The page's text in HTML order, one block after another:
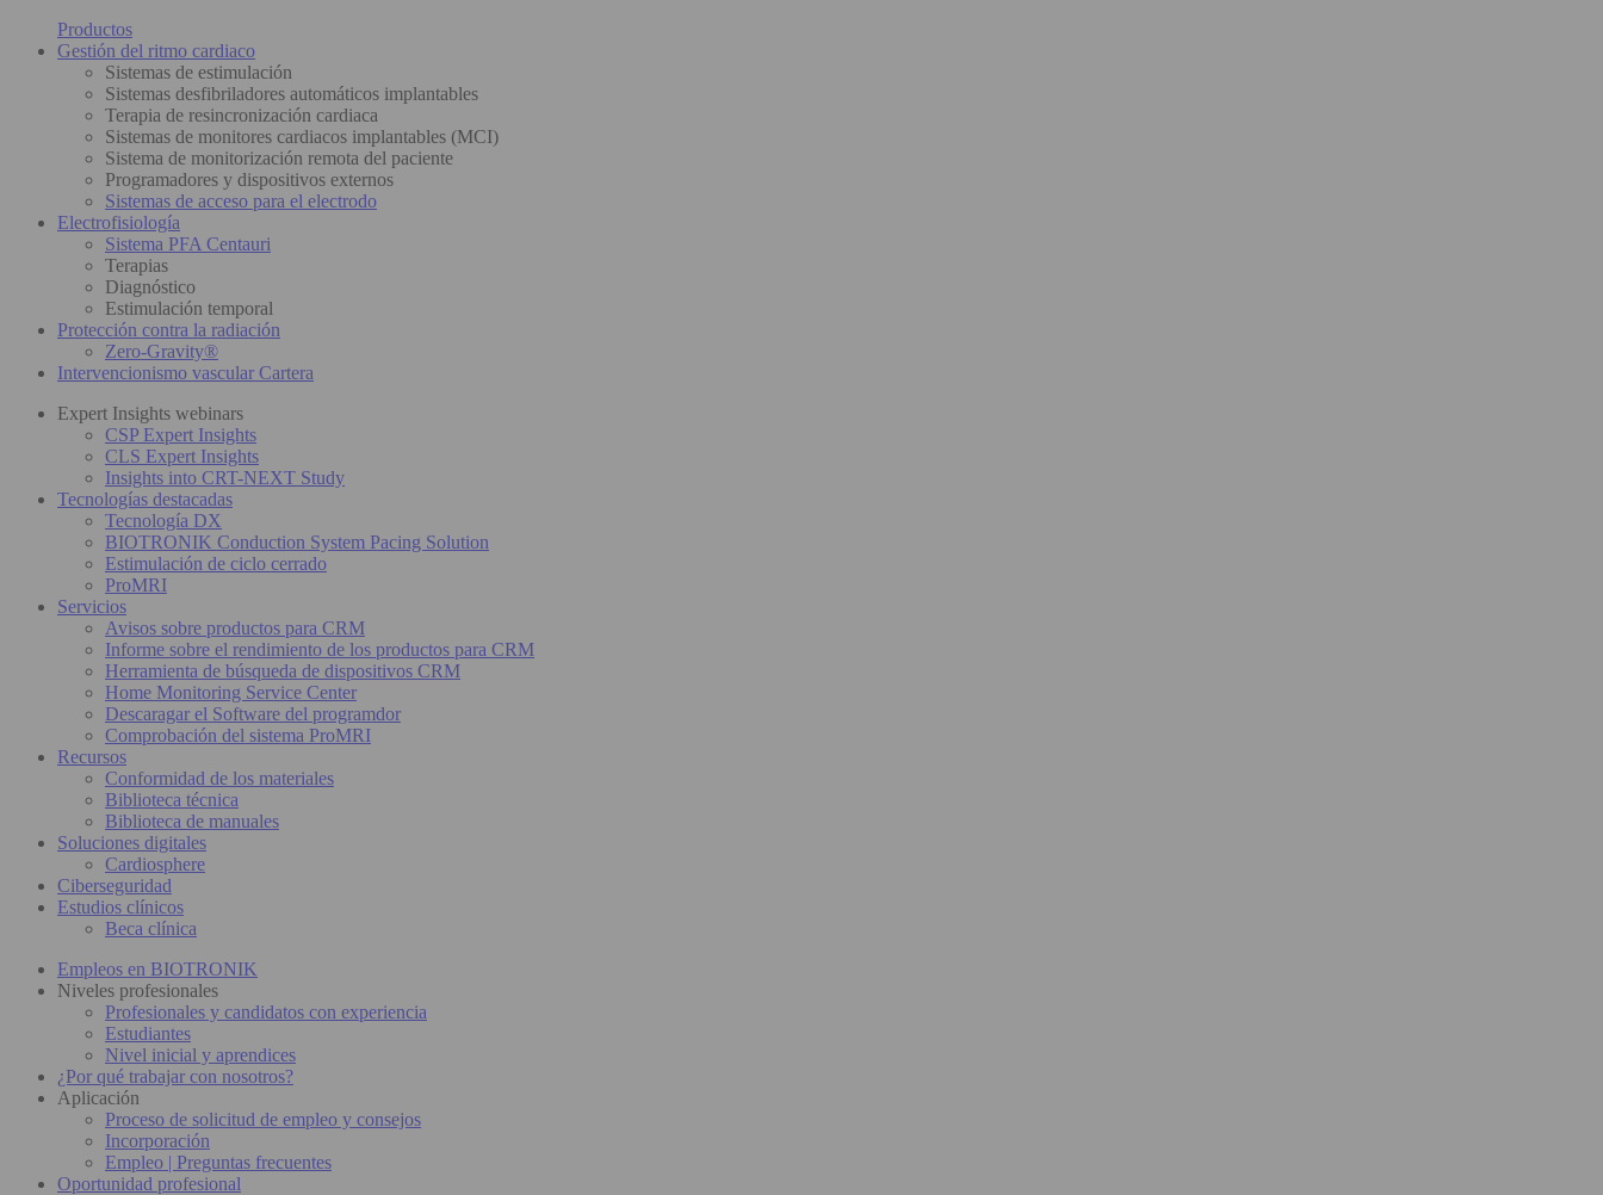
Productos
Gestión del ritmo cardiaco
Sistemas de estimulación
Sistemas desfibriladores automáticos implantables
Terapia de resincronización cardiaca
Sistemas de monitores cardiacos implantables (MCI)
Sistema de monitorización remota del paciente
Programadores y dispositivos externos
Sistemas de acceso para el electrodo
Electrofisiología
Sistema PFA Centauri
Terapias
Diagnóstico
Estimulación temporal
Protección contra la radiación
Zero-Gravity®
Intervencionismo vascular Cartera
Expert Insights webinars
CSP Expert Insights
CLS Expert Insights
Insights into CRT-NEXT Study
Tecnologías destacadas
Tecnología DX
BIOTRONIK Conduction System Pacing Solution
Estimulación de ciclo cerrado
ProMRI
Servicios
Avisos sobre productos para CRM
Informe sobre el rendimiento de los productos para CRM
Herramienta de búsqueda de dispositivos CRM
Home Monitoring Service Center
Descaragar el Software del programdor
Comprobación del sistema ProMRI
Recursos
Conformidad de los materiales
Biblioteca técnica
Biblioteca de manuales
Soluciones digitales
Cardiosphere
Ciberseguridad
Estudios clínicos
Beca clínica
Empleos en BIOTRONIK
Niveles profesionales
Profesionales y candidatos con experiencia
Estudiantes
Nivel inicial y aprendices
¿Por qué trabajar con nosotros?
Aplicación
Proceso de solicitud de empleo y consejos
Incorporación
Empleo | Preguntas frecuentes
Oportunidad profesional